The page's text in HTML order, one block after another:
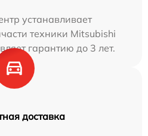
устанавливает
техники Mitsubishi
гарантию до 3 лет.
доставка